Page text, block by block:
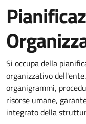
Dettaglio
Si occupa della
organizzativo
organigrammi,
risorse umane,
integrato della